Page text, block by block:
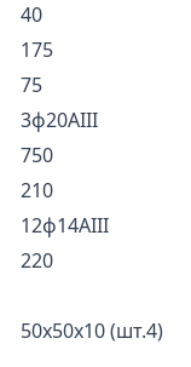
40
175
75
3ф20AIII
750
210
12ф14AIII
220
50х50х10 (шт.4)